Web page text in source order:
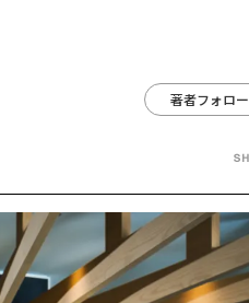
著者フォロー